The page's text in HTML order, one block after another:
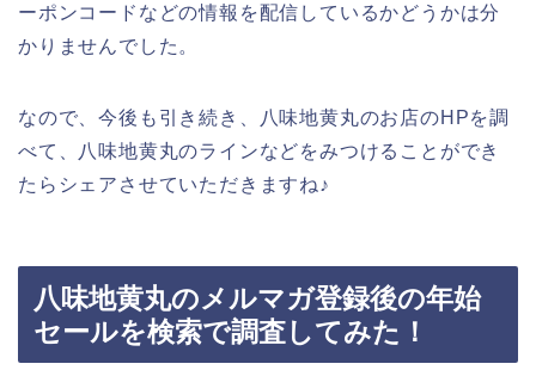
ーポンコードなどの情報を配信しているかどうかは分
かりませんでした。
なので、今後も引き続き、八味地黄丸のお店のHPを調
べて、八味地黄丸のラインなどをみつけることができ
たらシェアさせていただきますね♪
八味地黄丸のメルマガ登録後の年始
セールを検索で調査してみた！